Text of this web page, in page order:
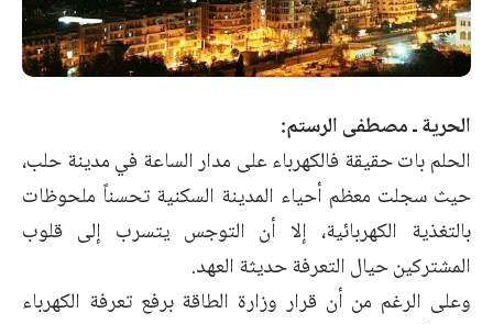
الحرية ـ مصطفى الرستم:
الحلم بات حقيقة فالكهرباء على مدار الساعة في مدينة حلب،
حيث سجلت معظم أحياء المدينة السكنية تحسناً ملحوظات
بالتغذية الكهربائية، إلا أن التوجس يتسرب إلى قلوب
المشتركين حيال التعرفة حديثة العهد.
وعلى الرغم من أن قرار وزارة الطاقة برفع تعرفة الكهرباء